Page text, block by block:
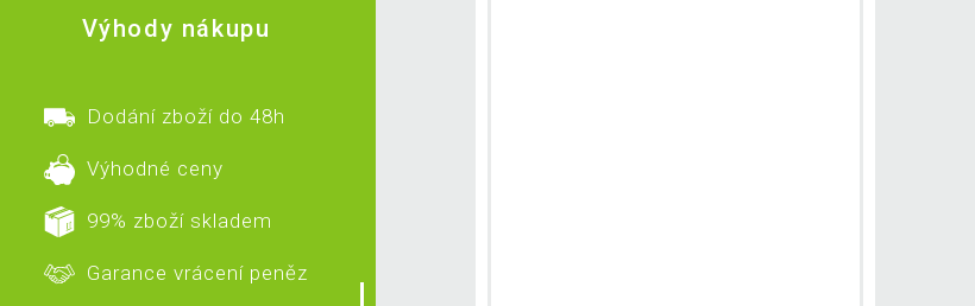
Výhody nákupu
Dodání zboží do 48h
Výhodné ceny
99% zboží skladem
Garance vrácení peněz